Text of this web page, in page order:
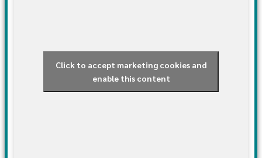
Click to accept marketing cookies and
enable this content